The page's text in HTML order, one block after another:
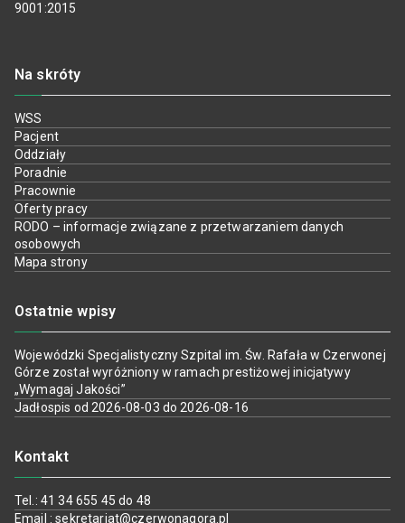
9001:2015
Na skróty
WSS
Pacjent
Oddziały
Poradnie
Pracownie
Oferty pracy
RODO – informacje związane z przetwarzaniem danych
osobowych
Mapa strony
Ostatnie wpisy
Wojewódzki Specjalistyczny Szpital im. Św. Rafała w Czerwonej
Górze został wyróżniony w ramach prestiżowej inicjatywy
„Wymagaj Jakości”
Jadłospis od 2026-08-03 do 2026-08-16
Kontakt
Tel.: 41 34 655 45 do 48
Email : sekretariat@czerwonagora.pl